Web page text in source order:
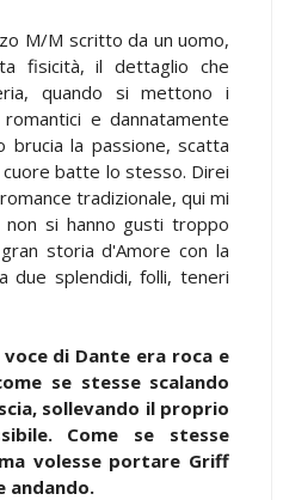
M/M scritto da un uomo,
fisicità, il dettaglio che
quando si mettono i
e dannatamente
brucia la passione, scatta
batte lo stesso. Direi
tradizionale, qui mi
non si hanno gusti troppo
storia d'Amore con la
due splendidi, folli, teneri
di Dante era roca e
se stesse scalando
sollevando il proprio
Come se stesse
volesse portare Griff
andando.